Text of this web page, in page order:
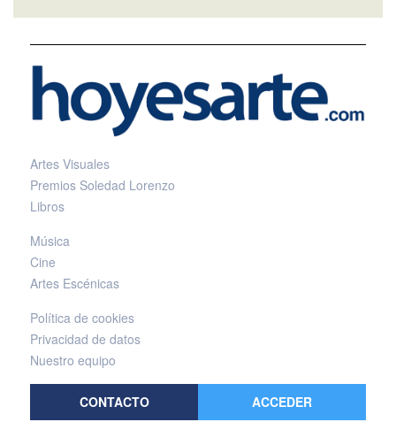
Artes Visuales
Premios Soledad Lorenzo
Libros
Música
Cine
Artes Escénicas
Política de cookies
Privacidad de datos
Nuestro equipo
CONTACTO ACCEDER